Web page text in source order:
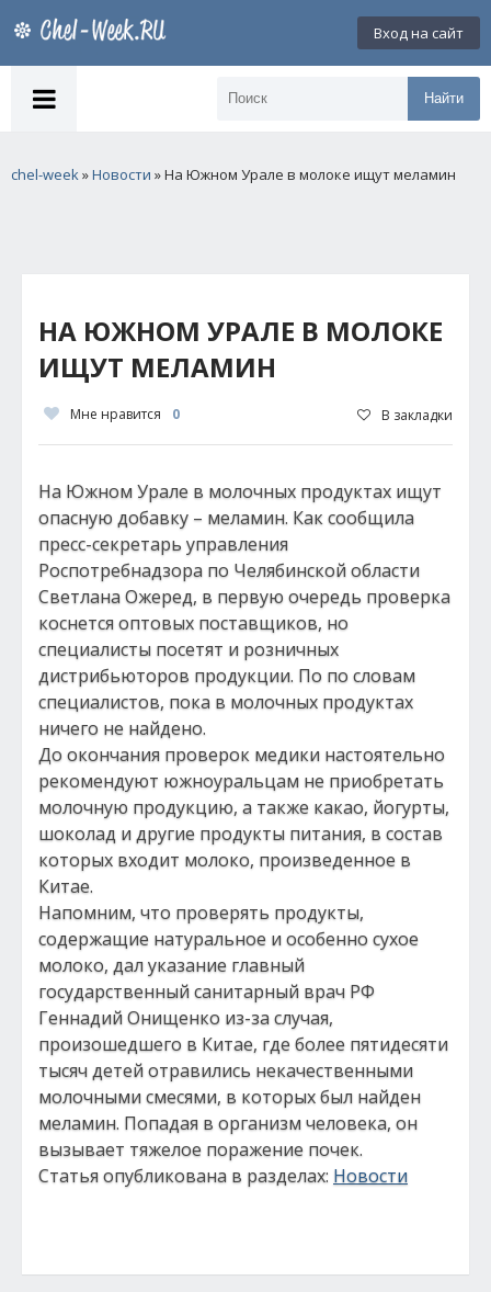
Вход на сайт
Найти
chel-week»Новости » На Южном Урале в молоке ищут меламин
НА ЮЖНОМ УРАЛЕ В МОЛОКЕ
ИЩУТ МЕЛАМИН
Мне нравится 0 В закладки
На Южном Урале в молочных продуктах ищут
опасную добавку – меламин. Как сообщила
пресс-секретарь управления
Роспотребнадзора по Челябинской области
Светлана Ожеред, в первую очередь проверка
коснется оптовых поставщиков, но
специалисты посетят и розничных
дистрибьюторов продукции. По по словам
специалистов, пока в молочных продуктах
ничего не найдено.
До окончания проверок медики настоятельно
рекомендуют южноуральцам не приобретать
молочную продукцию, а также какао, йогурты,
шоколад и другие продукты питания, в состав
которых входит молоко, произведенное в
Китае.
Напомним, что проверять продукты,
содержащие натуральное и особенно сухое
молоко, дал указание главный
государственный санитарный врач РФ
Геннадий Онищенко из-за случая,
произошедшего в Китае, где более пятидесяти
тысяч детей отравились некачественными
молочными смесями, в которых был найден
меламин. Попадая в организм человека, он
вызывает тяжелое поражение почек.
Статья опубликована в разделах: Новости